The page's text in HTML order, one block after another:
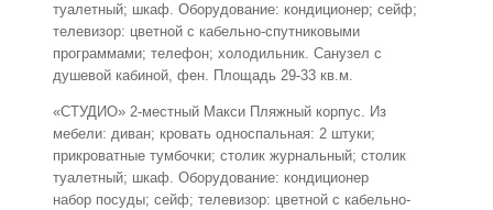
туалетный; шкаф. Оборудование: кондиционер; сейф;
телевизор: цветной с кабельно-спутниковыми
программами; телефон; холодильник. Санузел с
душевой кабиной, фен. Площадь 29-33 кв.м.
«СТУДИО» 2-местный Макси Пляжный корпус. Из
мебели: диван; кровать односпальная: 2 штуки;
прикроватные тумбочки; столик журнальный; столик
туалетный; шкаф. Оборудование: кондиционер
набор посуды; сейф; телевизор: цветной с кабельно-